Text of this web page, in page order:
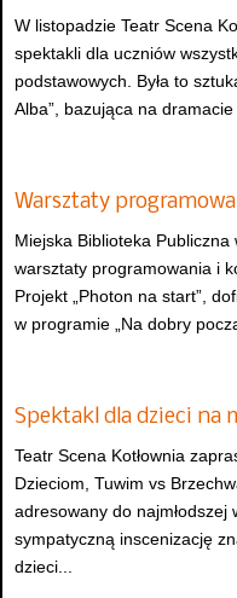
W listopadzie Teatr Scena
spektakli dla uczniów
podstawowych. Była to
Alba”, bazująca na
Warsztaty
Miejska Biblioteka Publiczna
warsztaty programowania i
Projekt „Photon na start”,
w programie „Na dobry
Spektakl dla dzieci na
Teatr Scena Kotłownia
Dzieciom, Tuwim vs
adresowany do
sympatyczną inscenizację
dzieci...